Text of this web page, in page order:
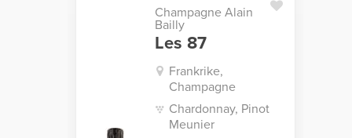
Champagne Alain
Bailly
Les 87
Frankrike,
Champagne
Chardonnay, Pinot
Meunier